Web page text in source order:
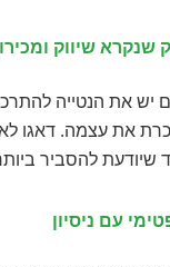
שנקרא שיווק
יש את הנטייה
את עצמה. דאגו
שיודעת להסביר
עם ניסיון